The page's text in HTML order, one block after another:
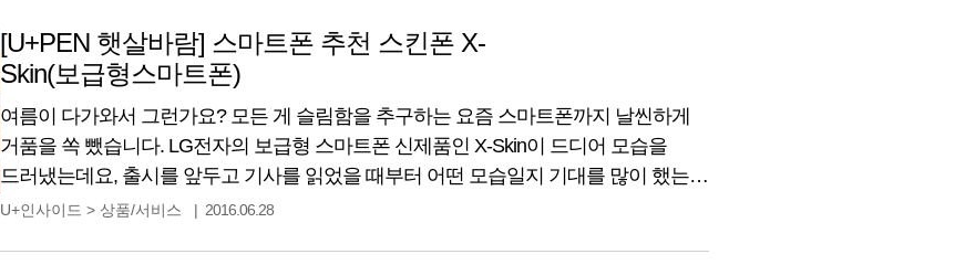
[U+PEN 햇살바람] 스마트폰 추천 스킨폰 X-
Skin(보급형스마트폰)
여름이 다가와서 그런가요? 모든 게 슬림함을 추구하는 요즘 스마트폰까지 날씬하게
거품을 쏙 뺐습니다. LG전자의 보급형 스마트폰 신제품인 X-Skin이 드디어 모습을
드러냈는데요, 출시를 앞두고 기사를 읽었을 때부터 어떤 모습일지 기대를 많이 했는데
실제로 보니 디자인도 예쁘고, 가성비까지 좋은 스마트폰이어서 반가움이 더했답니다.
U+인사이드 > 상품/서비스 2016.06.28